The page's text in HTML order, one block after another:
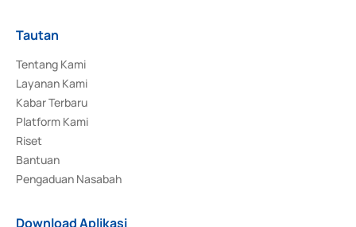
Tautan
Tentang Kami
Layanan Kami
Kabar Terbaru
Platform Kami
Riset
Bantuan
Pengaduan Nasabah
Download Aplikasi